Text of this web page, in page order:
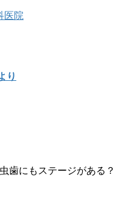
り
歯にもステージがある？